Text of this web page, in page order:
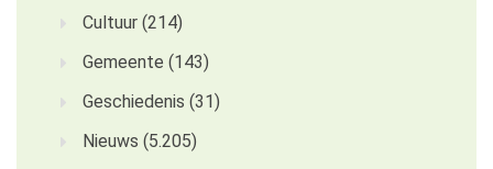
Cultuur (214)
Gemeente (143)
Geschiedenis (31)
Nieuws (5.205)